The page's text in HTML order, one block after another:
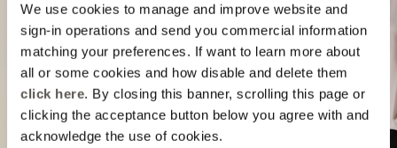
We use cookies to manage and improve website and
sign-in operations and send you commercial information
matching your preferences. If want to learn more about
all or some cookies and how disable and delete them
click here. By closing this banner, scrolling this page or
clicking the acceptance button below you agree with and
acknowledge the use of cookies.
Previous